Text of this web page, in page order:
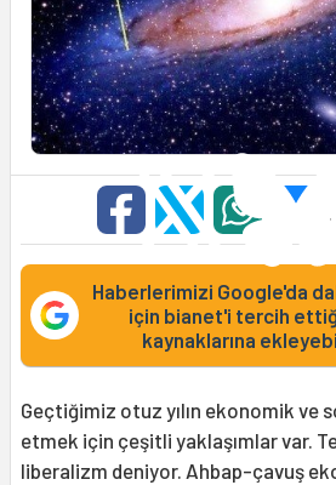
Haberlerimizi Google'da
için bianet'i tercih
kaynaklarına
Geçtiğimiz otuz yılın ekonomik ve
etmek için çeşitli yaklaşımlar var.
liberalizm deniyor. Ahbap-çavuş